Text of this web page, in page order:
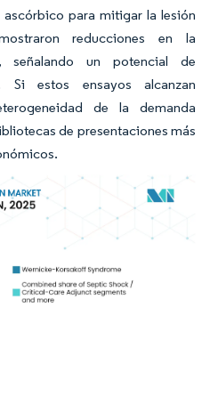
para mitigar la lesión
reducciones en la
un potencial de
Si estos ensayos alcanzan
de la demanda
de presentaciones más